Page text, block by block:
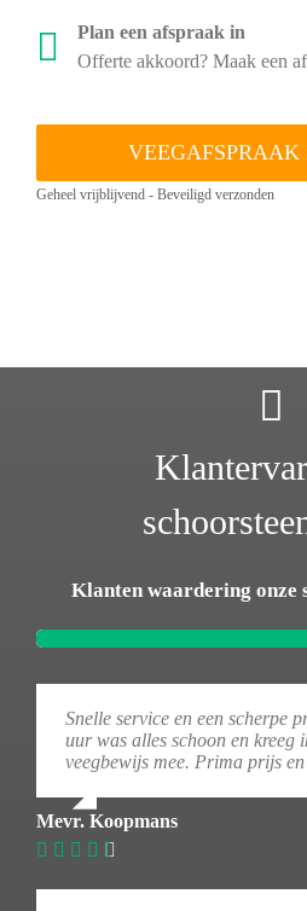
Plan een afspraak in
Offerte akkoord? Maak een
Geheel vrijblijvend - Beveiligd verzonden
Klanten waardering onze
Snelle service en een scherpe
uur was alles schoon en kreeg
veegbewijs mee. Prima prijs
Mevr. Koopmans